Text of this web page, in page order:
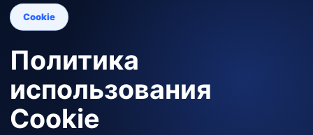
Cookie
Политика
использования
Cookie